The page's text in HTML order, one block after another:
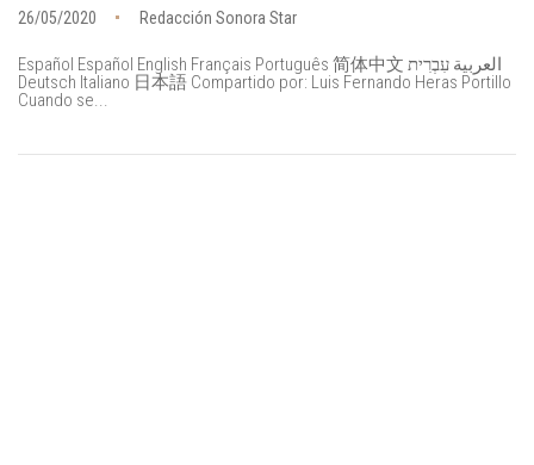
26/05/2020 Redacción Sonora Star
Español Español English Français Português 简体中文 العربية עִבְרִית
Deutsch Italiano 日本語 Compartido por: Luis Fernando Heras Portillo
Cuando se...